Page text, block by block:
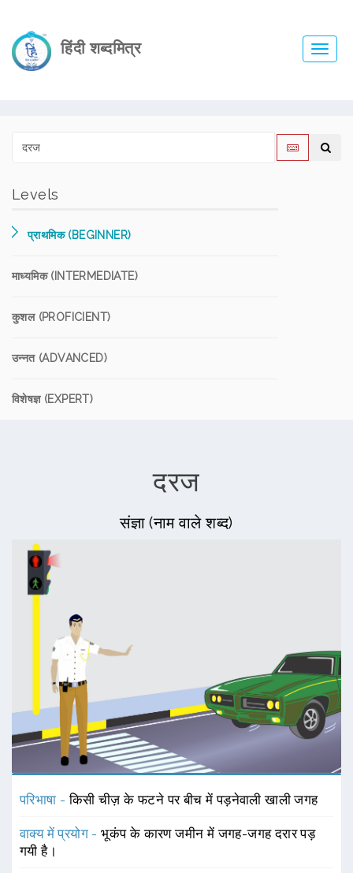
हिंदी शब्दमित्र
Levels
प्राथमिक (BEGINNER)
माध्यमिक (INTERMEDIATE)
कुशल (PROFICIENT)
उन्नत (ADVANCED)
विशेषज्ञ (EXPERT)
दरज
संज्ञा (नाम वाले शब्द)
परिभाषा -किसी चीज़ के फटने पर बीच में पड़नेवाली खाली जगह
वाक्य में प्रयोग -भूकंप के कारण जमीन में जगह-जगह दरार पड़
गयी है।